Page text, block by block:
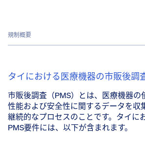
規制概要
タイにおける医療機器の市販後調
市販後調査（PMS）とは、医療機器の
性能および安全性に関するデータを収
継続的なプロセスのことです。タイに
PMS要件には、以下が含まれます。